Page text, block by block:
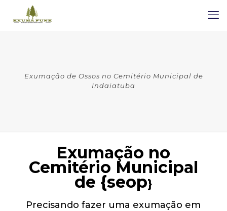
Exumação de Ossos no Cemitério Municipal de
Indaiatuba
Exumação no
Cemitério Municipal
de {seop}
Precisando fazer uma exumação em